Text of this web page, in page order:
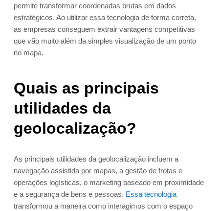
permite transformar coordenadas brutas em dados
estratégicos. Ao utilizar essa tecnologia de forma correta,
as empresas conseguem extrair vantagens competitivas
que vão muito além da simples visualização de um ponto
no mapa.
Quais as principais
utilidades da
geolocalização?
As principais utilidades da geolocalização incluem a
navegação assistida por mapas, a gestão de frotas e
operações logísticas, o marketing baseado em proximidade
e a segurança de bens e pessoas. Essa tecnologia
transformou a maneira como interagimos com o espaço